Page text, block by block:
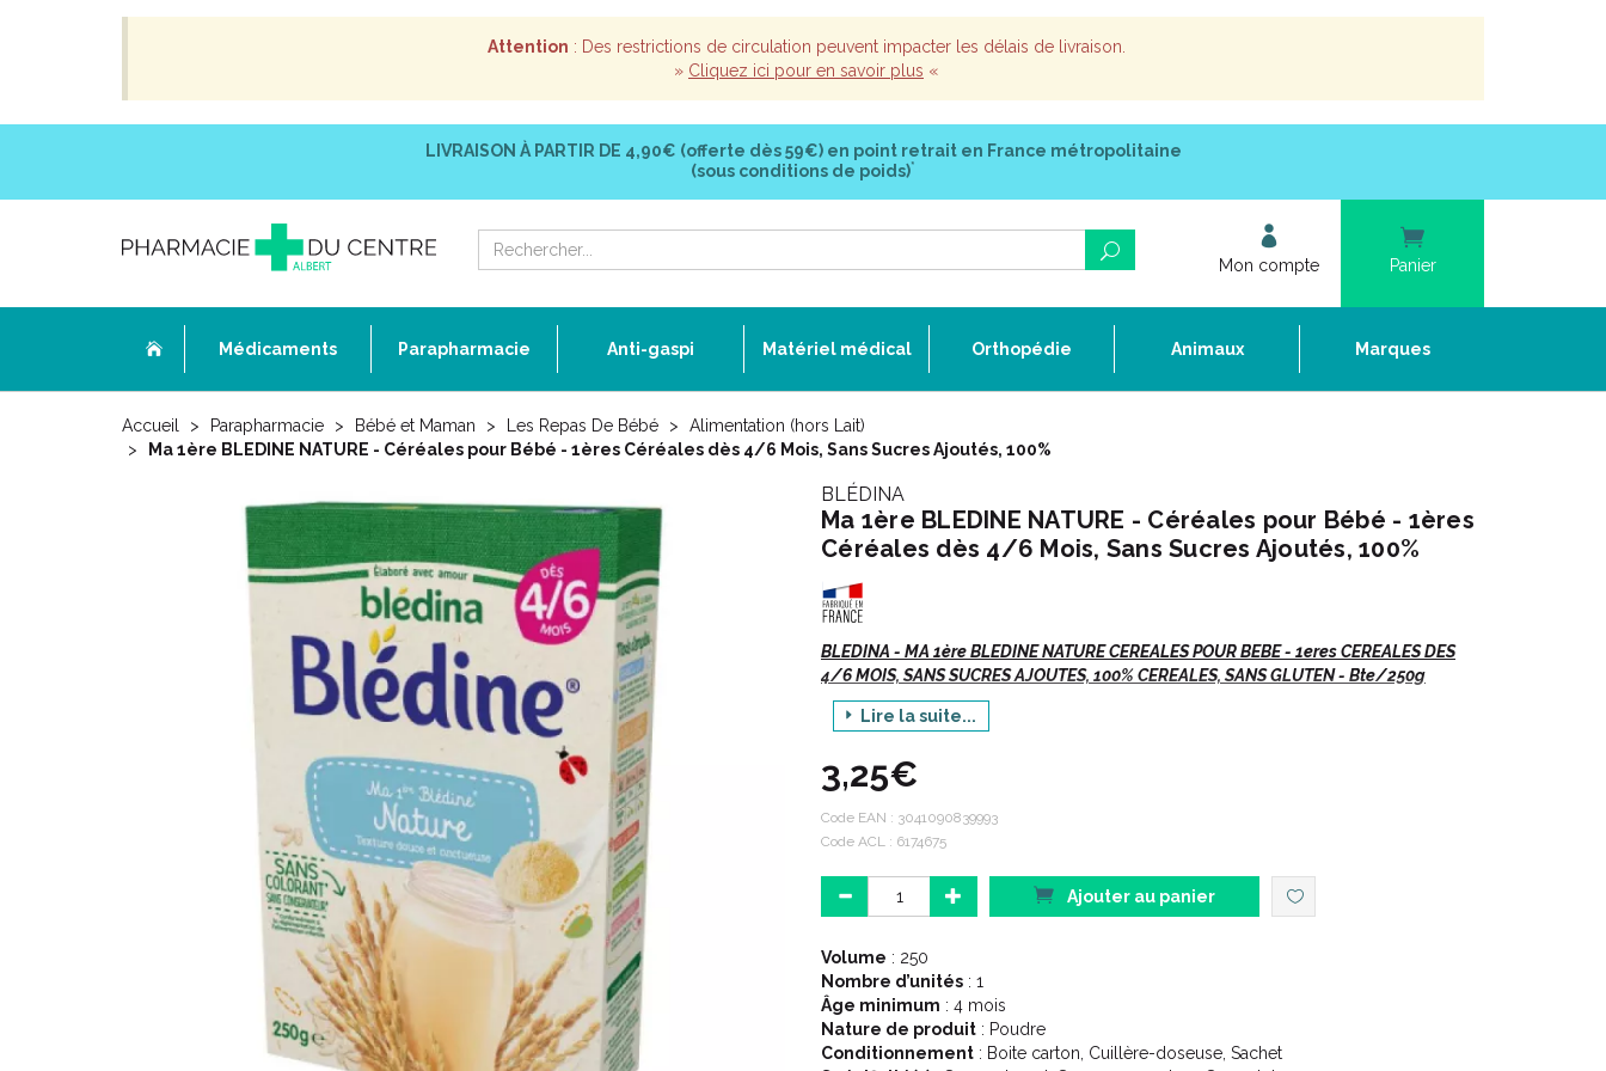
Attention : Des restrictions de circulation peuvent impacter les délais de livraison.
» Cliquez ici pour en savoir plus «
LIVRAISON À PARTIR DE 4,90€ (offerte dès 59€) en point retrait en France métropolitaine
(sous conditions de poids)*
Mon compte Panier
Médicaments Parapharmacie Anti-gaspi Matériel médical Orthopédie Animaux Marques
Accueil Parapharmacie Bébé et Maman Les Repas De Bébé
Alimentation (hors Lait)
Ma 1ère BLEDINE NATURE - Céréales pour Bébé - 1ères Céréales dès 4/6 Mois, Sans Sucres Ajoutés, 100%
BLÉDINA
Ma 1ère BLEDINE NATURE - Céréales pour Bébé - 1ères
Céréales dès 4/6 Mois, Sans Sucres Ajoutés, 100%
BLEDINA - MA 1ère BLEDINE NATURE CEREALES POUR BEBE - 1eres CEREALES DES
4/6 MOIS, SANS SUCRES AJOUTES, 100% CEREALES, SANS GLUTEN- Bte/250g
Recommandé pour le petit déjeuner.
Une touche de céréales infantiles Blédine®, mélangées au lait, offrent à bébé un
vrai moment plaisir. La large gamme des recettes gourmandes et savoureuses
Blédine® garantit son blé d’ origine 100% française et un produit fabriqué en
Rhône-Alpes.
Alimentation diversifiée du nourrisson à partir de 4 mois.
Lire la suite...
3,25€
Code EAN : 3041090839993
Code ACL : 6174675
Ajouter au panier
Volume : 250
Nombre d’unités : 1
Âge minimum : 4 mois
Nature de produit : Poudre
Conditionnement : Boite carton, Cuillère-doseuse, Sachet